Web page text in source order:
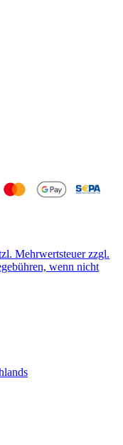
Mehrwertsteuer zzgl.
wenn nicht